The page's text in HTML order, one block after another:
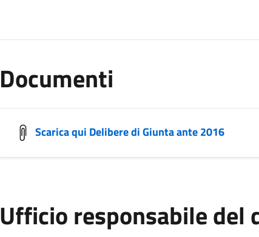
Documenti
Scarica qui Delibere di Giunta ante 2016
Ufficio responsabile del